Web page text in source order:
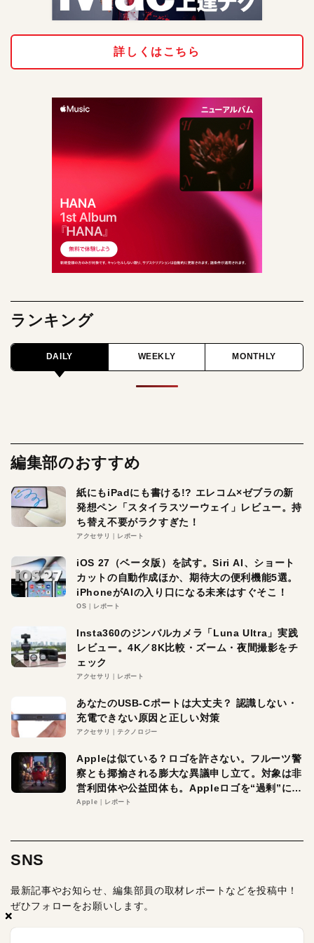
×
×
×
詳しくはこちら
ランキング
DAILY WEEKLY MONTHLY
編集部のおすすめ
紙にもiPadにも書ける!? エレコム×ゼブラの新
発想ペン「スタイラスツーウェイ」レビュー。持
ち替え不要がラクすぎた！
アクセサリ レポート
iOS 27（ベータ版）を試す。Siri AI、ショート
カットの自動作成ほか、期待大の便利機能5選。
iPhoneがAIの入り口になる未来はすぐそこ！
OS レポート
Insta360のジンバルカメラ「Luna Ultra」実践
レビュー。4K／8K比較・ズーム・夜間撮影をチ
ェック
アクセサリ レポート
あなたのUSB-Cポートは大丈夫？ 認識しない・
充電できない原因と正しい対策
アクセサリ テクノロジー
Appleは似ている？ロゴを許さない。フルーツ警
察とも揶揄される膨大な異議申し立て。対象は非
営利団体や公益団体も。Appleロゴを“過剰”に守
る理由とは
Apple レポート
SNS
最新記事やお知らせ、編集部員の取材レポートなどを投稿中！
ぜひフォローをお願いします。